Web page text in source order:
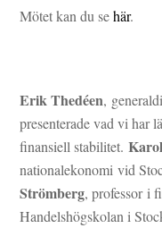
Mötet kan du sehär.
Erik Thedéen,
presenterade vad vi har
finansiell stabilitet.
nationalekonomi vid
Strömberg, professor i
Handelshögskolan i